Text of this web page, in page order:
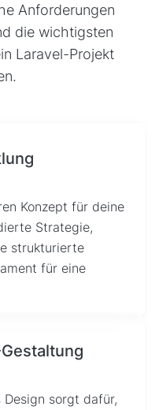
Anforderungen
die wichtigsten
Laravel-Projekt
Konzept für deine
Strategie,
strukturierte
für eine
sorgt dafür,